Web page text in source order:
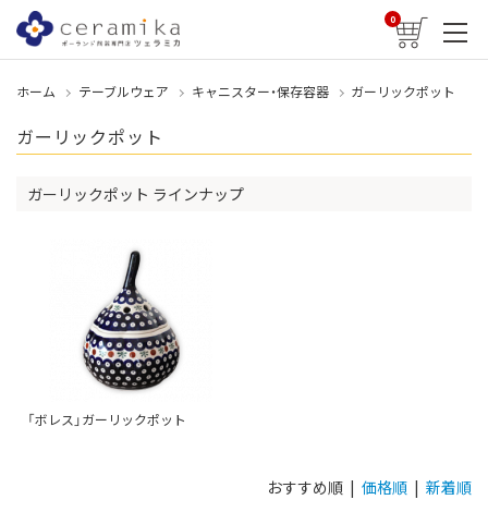
0
ホーム テーブルウェア キャニスター・保存容器 ガーリックポット
ガーリックポット
ガーリックポット ラインナップ
「ボレス」ガーリックポット
おすすめ順 | 価格順 | 新着順